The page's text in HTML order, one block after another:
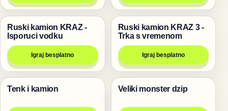
Trke
Ruski kamion KRAZ -
Isporuci vodku
Igraj besplatno
Trke
Ruski kamion KRAZ 3 -
Trka s vremenom
Igraj besplatno
Pucanje
Tenk i kamion Trke
Veliki monster dzip